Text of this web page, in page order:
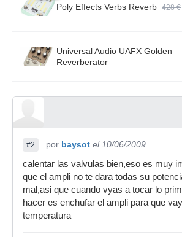
Poly Effects Verbs Reverb 428 €
Universal Audio UAFX Golden
Reverberator
#2 por baysot el 10/06/2009
calentar las valvulas bien,eso es muy
que el ampli no te dara todas su
mal,asi que cuando vyas a tocar lo
hacer es enchufar el ampli para que
temperatura